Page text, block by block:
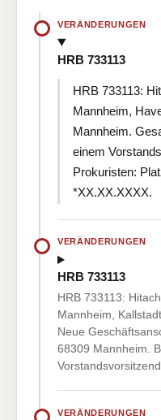
VERÄNDERUNGEN
HRB 733113
HRB 733113:
Mannheim,
Mannheim.
einem
Prokuristen:
*XX.XX.XXXX.
VERÄNDERUNGEN
HRB 733113
HRB 733113:
Mannheim,
Neue
68309 Mannheim.
VERÄNDERUNGEN